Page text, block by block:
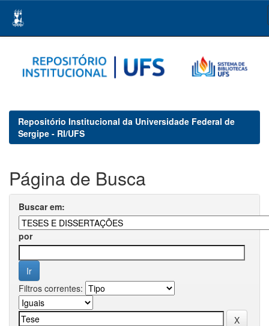
navigation
Repositório Institucional da Universidade Federal de
Sergipe - RI/UFS
Página de Busca
Buscar em:
por
Filtros correntes: